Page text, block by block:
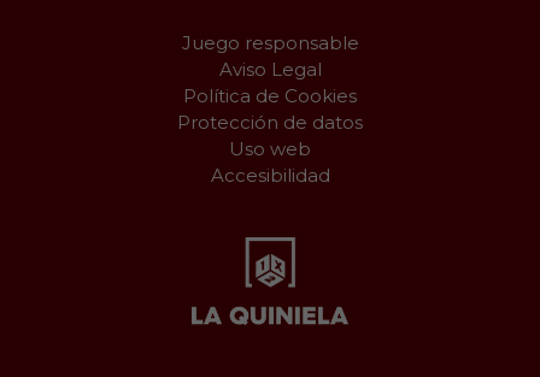
Juego responsable
Aviso Legal
Política de Cookies
Protección de datos
Uso web
Accesibilidad